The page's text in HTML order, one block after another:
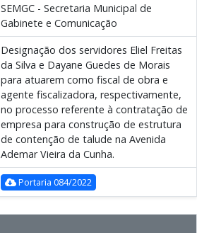
SEMGC - Secretaria Municipal de
Gabinete e Comunicação
Designação dos servidores Eliel Freitas
da Silva e Dayane Guedes de Morais
para atuarem como fiscal de obra e
agente fiscalizadora, respectivamente,
no processo referente à contratação de
empresa para construção de estrutura
de contenção de talude na Avenida
Ademar Vieira da Cunha.
Portaria 084/2022